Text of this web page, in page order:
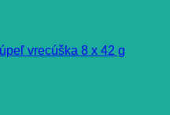
vrecúška 8 x 42 g